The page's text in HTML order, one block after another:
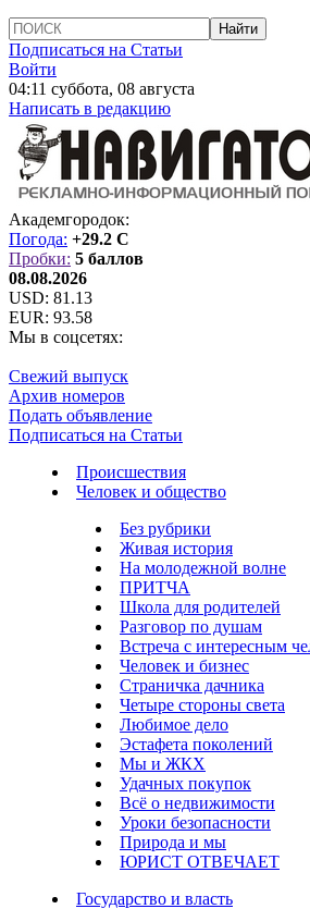
Подписаться на Статьи
Войти
04:11 суббота, 08 августа
Написать в редакцию
Академгородок:
Погода: +29.2 C
Пробки: 5 баллов
08.08.2026
USD: 81.13
EUR: 93.58
Мы в соцсетях:
Свежий выпуск
Архив номеров
Подать объявление
Подписаться на Статьи
Происшествия
Человек и общество
Без рубрики
Живая история
На молодежной волне
ПРИТЧА
Школа для родителей
Разговор по душам
Встреча с интересным
Человек и бизнес
Страничка дачника
Четыре стороны света
Любимое дело
Эстафета поколений
Мы и ЖКХ
Удачных покупок
Всё о недвижимости
Уроки безопасности
Природа и мы
ЮРИСТ ОТВЕЧАЕТ
Государство и власть